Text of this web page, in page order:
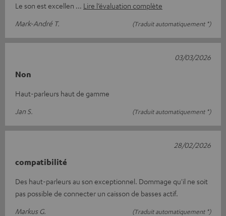
Le son est excellen
Lire l’évaluation complète
Mark-André T.
(Traduit automatiquement *)
Non
Haut-parleurs haut de gamme
Jan S.
(Traduit automatiquement *)
03/03/2026
compatibilité
Des haut-parleurs au son exceptionnel. Dommage qu'il ne soit
pas possible de connecter un caisson de basses actif.
Markus G.
(Traduit automatiquement *)
28/02/2026